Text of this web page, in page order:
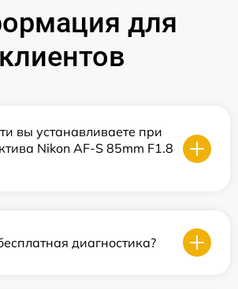
для
клиентов
вы устанавливаете при
Nikon AF-S 85mm F1.8
диагностика?